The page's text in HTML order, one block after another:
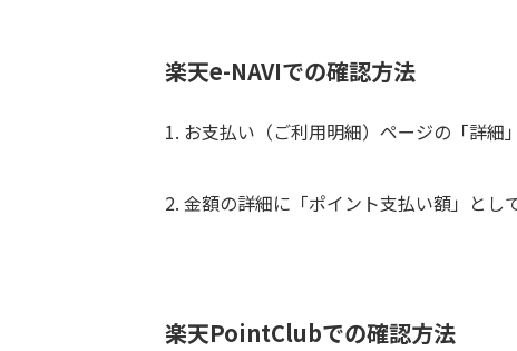
楽天e-NAVIでの確認方法
1. お支払い（ご利用明細）ページの「詳細
2. 金額の詳細に「ポイント支払い額」とし
楽天PointClubでの確認方法